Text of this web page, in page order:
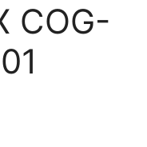
COG-